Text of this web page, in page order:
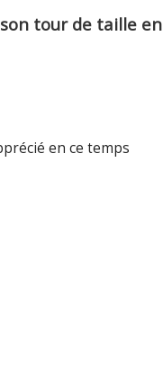
tour de taille en
en ce temps